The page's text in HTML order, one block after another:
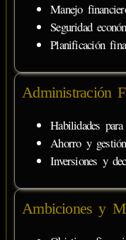
Manejo
Seguridad
Planificación
Administración
Habilidades
Ahorro y
Inversiones y
Ambiciones y